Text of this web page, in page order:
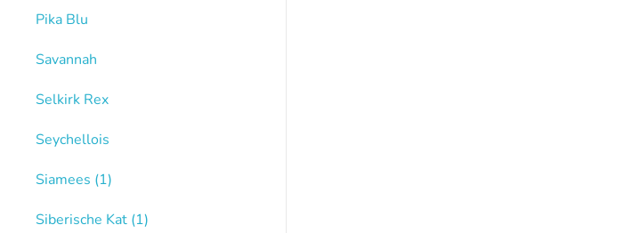
Pika Blu
Savannah
Selkirk Rex
Seychellois
Siamees (1)
Siberische Kat (1)